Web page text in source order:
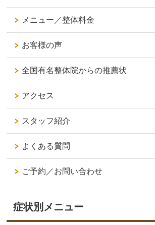
メニュー／整体料金
お客様の声
全国有名整体院からの推薦状
アクセス
スタッフ紹介
よくある質問
ご予約／お問い合わせ
症状別メニュー